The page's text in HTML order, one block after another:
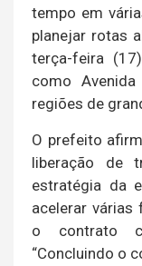
tempo em
planejar rotas
terça-feira
como
regiões de
O prefeito
liberação de
estratégia da
acelerar várias
o contrato
“Concluindo o